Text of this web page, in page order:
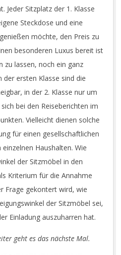
Jeder Sitzplatz der 1. Klasse
Steckdose und eine
möchte, den Preis zu
besonderen Luxus bereit ist
zu lassen, noch ein ganz
der ersten Klasse sind die
in der 2. Klasse nur um
bei den Reiseberichten im
Vielleicht dienen solche
für einen gesellschaftlichen
Haushalten. Wie
der Sitzmöbel in den
Kriterium für die Annahme
Frage gekontert wird, wie
der Sitzmöbel sei,
Einladung auszuharren hat.
geht es das nächste Mal.